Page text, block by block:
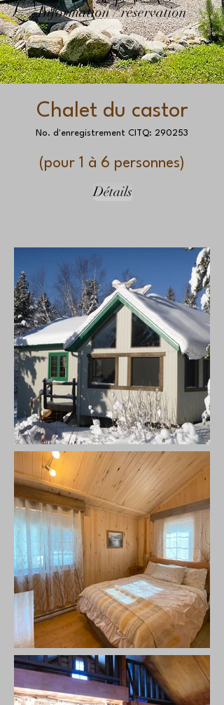
Information / réservation
Chalet du castor
(pour 1 à 6 personnes)
No. d'enregistrement CITQ: 290253
Détails